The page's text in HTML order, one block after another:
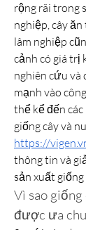
rộng rãi trong
nghiệp, cây
lâm nghiệp
cảnh có giá trị
nghiên cứu và
mạnh vào
thể kể đến
https://
thông tin và
sản xuất
Vì sao giống
được ưa